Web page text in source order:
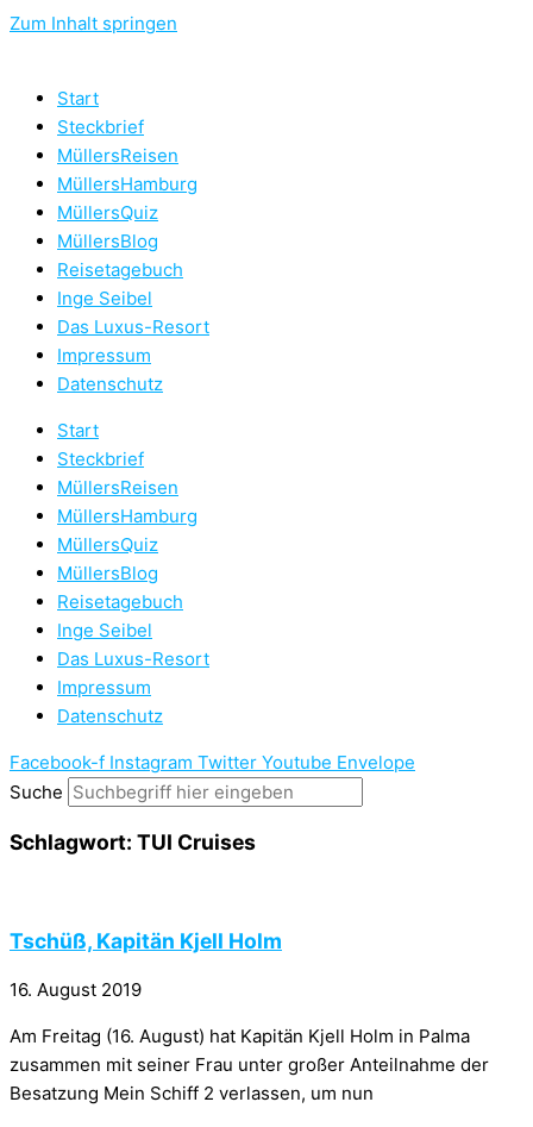
Zum Inhalt springen
Start
Steckbrief
MüllersReisen
MüllersHamburg
MüllersQuiz
MüllersBlog
Reisetagebuch
Inge Seibel
Das Luxus-Resort
Impressum
Datenschutz
Start
Steckbrief
MüllersReisen
MüllersHamburg
MüllersQuiz
MüllersBlog
Reisetagebuch
Inge Seibel
Das Luxus-Resort
Impressum
Datenschutz
Facebook-f Instagram Twitter Youtube Envelope
Suche
Schlagwort: TUI Cruises
Tschüß, Kapitän Kjell Holm
16. August 2019
Am Freitag (16. August) hat Kapitän Kjell Holm in Palma
zusammen mit seiner Frau unter großer Anteilnahme der
Besatzung Mein Schiff 2 verlassen, um nun